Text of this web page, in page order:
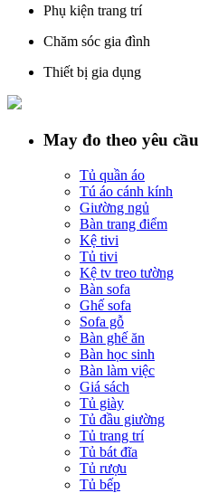
Phụ kiện trang trí
Chăm sóc gia đình
Thiết bị gia dụng
May đo theo yêu cầu
Tủ quần áo
Tú áo cánh kính
Giường ngủ
Bàn trang điểm
Kệ tivi
Tủ tivi
Kệ tv treo tường
Bàn sofa
Ghế sofa
Sofa gỗ
Bàn ghế ăn
Bàn học sinh
Bàn làm việc
Giá sách
Tủ giày
Tủ đầu giường
Tủ trang trí
Tủ bát đĩa
Tủ rượu
Tủ bếp